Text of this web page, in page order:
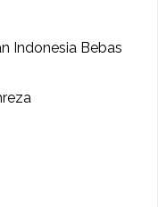
Indonesia Bebas